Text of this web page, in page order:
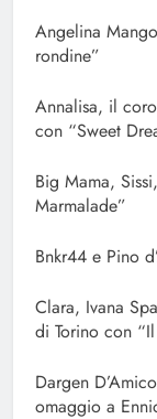
Angelina
rondine”
Annalisa, il
con “Sweet
Big Mama,
Marmalade”
Bnkr44 e Pino
Clara, Ivana
di Torino con
Dargen
omaggio a